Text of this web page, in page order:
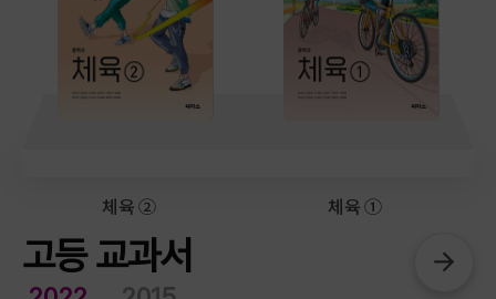
체육 ② 체육 ①
고등 교과서